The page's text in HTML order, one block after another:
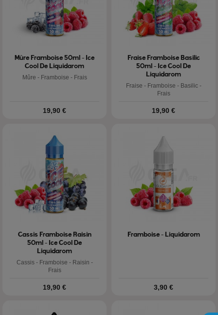
Mûre Framboise 50ml - Ice
Cool De Liquidarom
Mûre - Framboise - Frais
Prix
19,90 €
Fraise Framboise Basilic
50ml - Ice Cool De
Liquidarom
Fraise - Framboise - Basilic -
Frais
Prix
19,90 €
Cassis Framboise Raisin
50ml - Ice Cool De
Liquidarom
Cassis - Framboise - Raisin -
Frais
Prix
19,90 €
Framboise - Liquidarom
Prix
3,90 €